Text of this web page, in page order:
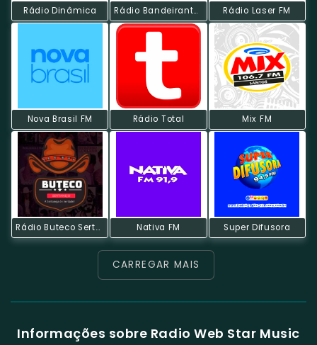
Rádio Dinâmica Rádio Bandeirantes FM Rádio Laser FM
Nova Brasil FM Rádio Total Mix FM
Rádio Buteco Sertanejo Nativa FM Super Difusora
CARREGAR MAIS
Informações sobre Radio Web Star Music